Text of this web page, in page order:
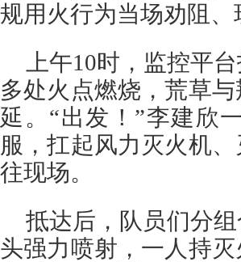
规用火行为当场劝阻
上午10时，监控平
多处火点燃烧，荒草
延。“出发！”李建欣
服，扛起风力灭火机
往现场。
抵达后，队员们分
头强力喷射，一人持